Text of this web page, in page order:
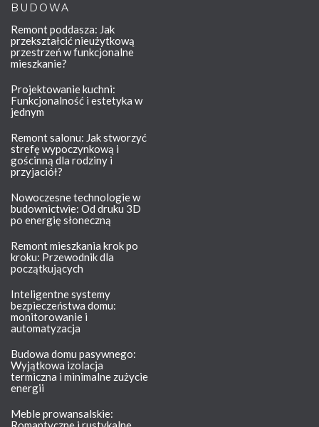
BUDOWA
Remont poddasza: Jak
przekształcić nieużytkową
przestrzeń w funkcjonalne
mieszkanie?
Projektowanie kuchni:
Funkcjonalność i estetyka w
jednym
Remont salonu: Jak stworzyć
strefę wypoczynkową i
gościnną dla rodziny i
przyjaciół?
Nowoczesne technologie w
budownictwie: Od druku 3D
po energię słoneczną
Remont mieszkania krok po
kroku: Przewodnik dla
początkujących
Inteligentne systemy
bezpieczeństwa domu:
monitorowanie i
automatyzacja
Budowa domu pasywnego:
Wyjątkowa izolacja
termiczna i minimalne zużycie
energii
Meble prowansalskie: